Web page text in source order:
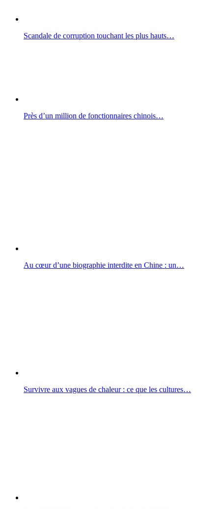
Scandale de corruption touchant les plus hauts…
Près d’un million de fonctionnaires chinois…
Au cœur d’une biographie interdite en Chine : un…
Survivre aux vagues de chaleur : ce que les cultures…